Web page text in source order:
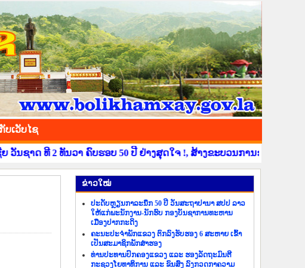
ບ​ເວັບ​ໄຊ
ດ ທີ 2 ທັນວາ ຄົບຮອບ 50 ປີ ຢ່າງສຸດໃຈ !, ສ້າງຂະບວນການຂໍ່ານັບຮັບຕ້ອນ ວັນ
​ຂ່າວ​ໃໝ່
ປະດັບຫຼຽນກາລະນຶກ 50 ປີ ວັນສະຖາປານາ ສປປ ລາວ
ໃຫ້ແກ່ພະນັກງານ-ນັກຮົບ ກອງບັນຊາການທະຫານ
ເມືອງປາກກະດິງ
ຄະນະປະຈຳພັກແຂວງ ຕົກລົງຮັບຮອງ 6 ສະຫາຍ ເຂົ້າ
ເປັນສະມາຊິກພັກສຳຮອງ
ທ່ານປະທານປົກຄອງແຂວງ ແລະ ຮອງລັດຖະມົນຕີ
ກະຊວງໂຍທາທິການ ແລະ ຂົນສົ່ງ ລົງກວດກາຄວາມ